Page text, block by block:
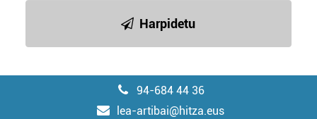
Harpidetu
94-684 44 36
lea-artibai@hitza.eus